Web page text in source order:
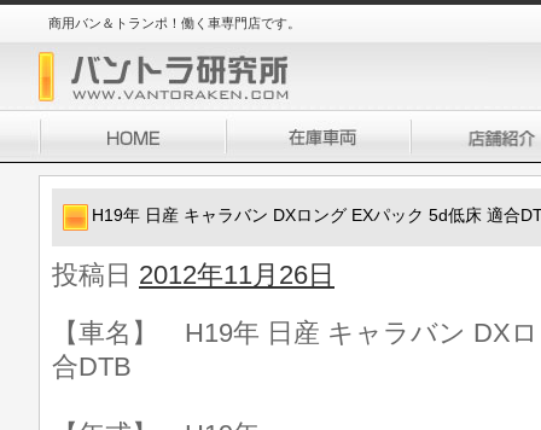
商用バン＆トランポ！働く車専門店です。
H19年 日産 キャラバン DXロング EXパック 5d低床 適合
投稿日 2012年11月26日
【車名】 H19年 日産 キャラバン DX
合DTB